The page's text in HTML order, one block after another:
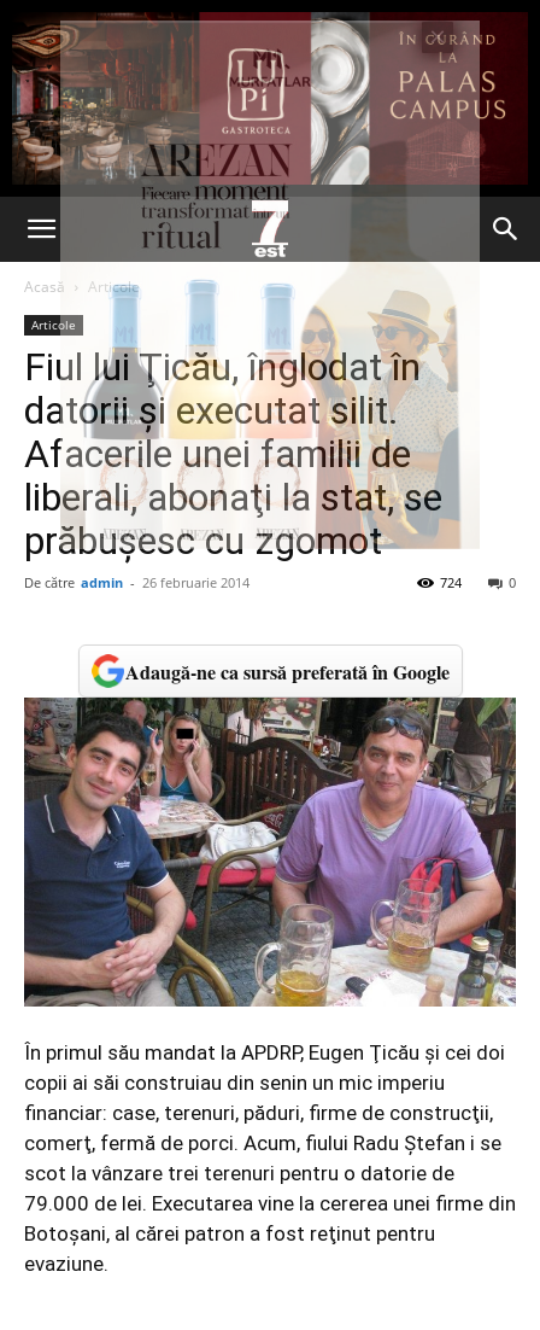
Acasă Articole
Articole
Fiul lui Ţicău, înglodat în
datorii şi executat silit.
Afacerile unei familii de
liberali, abonaţi la stat, se
prăbuşesc cu zgomot
De către admin - 26 februarie 2014 0
724
Adaugă-ne ca sursă preferată în Google
În primul său mandat la APDRP, Eugen Ţicău şi cei doi
copii ai săi construiau din senin un mic imperiu
financiar: case, terenuri, păduri, firme de construcţii,
comerţ, fermă de porci. Acum, fiului Radu Ştefan i se
scot la vânzare trei terenuri pentru o datorie de
79.000 de lei. Executarea vine la cererea unei firme din
Botoşani, al cărei patron a fost reţinut pentru
evaziune.